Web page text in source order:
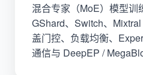
混合专家（MoE）模型训
GShard、Switch、
盖门控、负载均衡、
通信与 DeepEP /